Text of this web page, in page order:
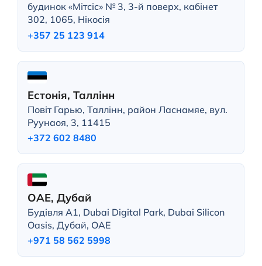
будинок «Мітсіс» № 3, 3-й поверх, кабінет
302, 1065, Нікосія
+357 25 123 914
Естонія, Таллінн
Повіт Гарью, Таллінн, район Ласнамяе, вул.
Руунаоя, 3, 11415
+372 602 8480
ОАЕ, Дубай
Будівля A1, Dubai Digital Park, Dubai Silicon
Oasis, Дубай, ОАЕ
+971 58 562 5998